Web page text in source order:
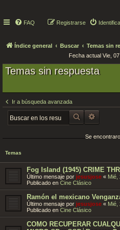
FAQ Registrarse
Índice general Buscar Temas sin
Fecha actual Vie,
Temas sin respuesta
Ir a búsqueda avanzada
BUSCAR
Se
Temas
Fog Island (1945) CRIME
Último mensaje por jesusjose « Mié,
Publicado en Cine Clásico
Ramón el mexicano
Último mensaje por jesusjose « Mié,
Publicado en Cine Clásico
COMO RECUPERAR